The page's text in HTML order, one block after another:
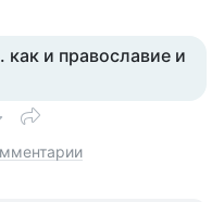
как и православие и